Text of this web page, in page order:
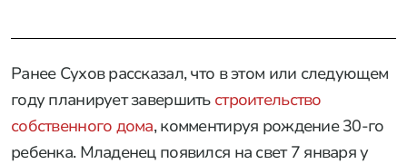
Ранее Сухов рассказал, что в этом или следующем
году планирует завершить строительство
собственного дома, комментируя рождение 30-го
ребенка. Младенец появился на свет 7 января у